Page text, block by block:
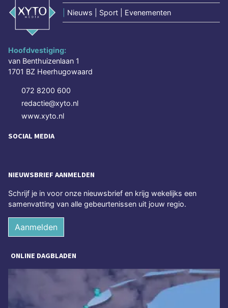
Nieuws | Sport | Evenementen
Hoofdvestiging:
van Benthuizenlaan 1
1701 BZ Heerhugowaard
072 8200 600
redactie@xyto.nl
www.xyto.nl
SOCIAL MEDIA
NIEUWSBRIEF AANMELDEN
Schrijf je in voor onze nieuwsbrief en krijg wekelijks een
samenvatting van alle gebeurtenissen uit jouw regio.
Aanmelden
ONLINE DAGBLADEN